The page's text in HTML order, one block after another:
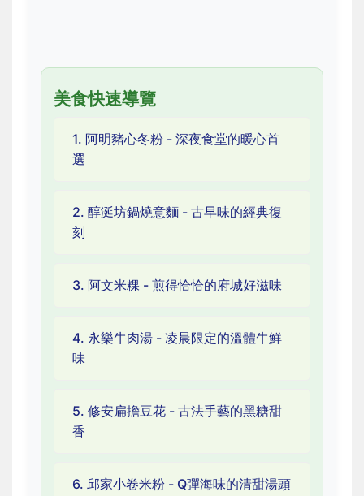
美食快速導覽
1. 阿明豬心冬粉 - 深夜食堂的暖心首
選
2. 醇涎坊鍋燒意麵 - 古早味的經典復
刻
3. 阿文米粿 - 煎得恰恰的府城好滋味
4. 永樂牛肉湯 - 凌晨限定的溫體牛鮮
味
5. 修安扁擔豆花 - 古法手藝的黑糖甜
香
6. 邱家小卷米粉 - Q彈海味的清甜湯頭